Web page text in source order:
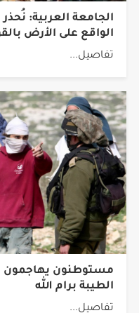
الجامعة العربية:
الواقع على الأرض
تفاصيل...
مستوطنون يهاجمون
الطيبة برام الله
تفاصيل...